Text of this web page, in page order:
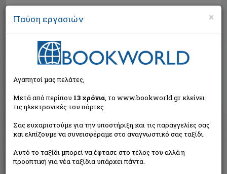
Αναζήτηση
Εξαντλημένο από τον
εκδότη
×
Παύση εργασιών
Αγαπητοί μας πελάτες,
Μετά από περίπου 13 χρόνια, το www.bookworld.gr κλείνει
τις ηλεκτρονικές του πόρτες.
Σας ευχαριστούμε για την υποστήριξη και τις παραγγελίες σας
και ελπίζουμε να συνεισφέραμε στο αναγνωστικό σας ταξίδι.
Αυτό το ταξίδι μπορεί να έφτασε στο τέλος του αλλά η
προοπτική για νέα ταξίδια υπάρχει πάντα.